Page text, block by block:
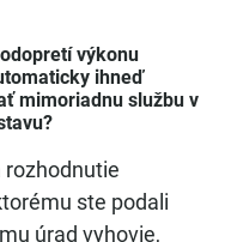
výkonu
ihneď
mimoriadnu službu v
rozhodnutie
ste podali
úrad vyhovie,